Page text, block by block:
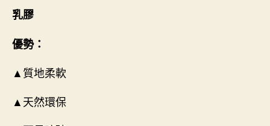
乳膠
優勢：
▲質地柔軟
▲天然環保